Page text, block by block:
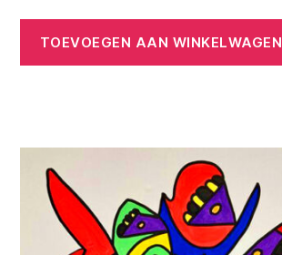
TOEVOEGEN AAN WINKELWAGEN